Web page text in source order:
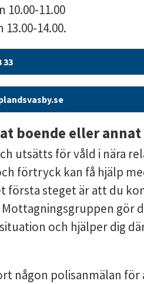
10.00-11.00
14.00.
33
boende eller annat
utsätts för våld i nära
förtryck kan få hjälp
första steget är att du
gör
och hjälper dig
någon polisanmälan för